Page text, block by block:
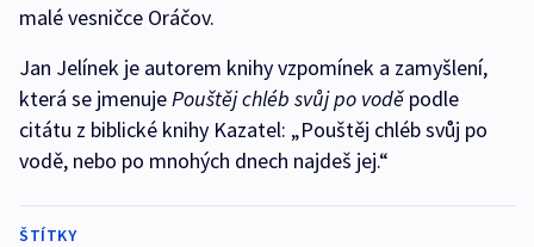
malé vesničce Oráčov.
Jan Jelínek je autorem knihy vzpomínek a zamyšlení,
která se jmenuje Pouštěj chléb svůj po vodě podle
citátu z biblické knihy Kazatel: „Pouštěj chléb svůj po
vodě, nebo po mnohých dnech najdeš jej.“
ŠTÍTKY